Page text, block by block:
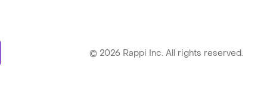
© 2026 Rappi Inc. All rights reserved.